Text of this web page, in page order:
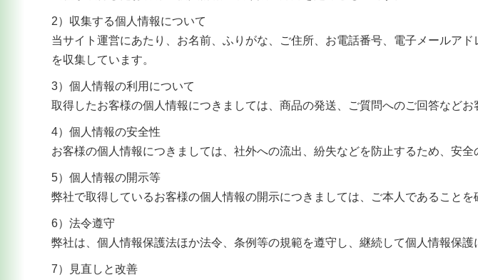
2）収集する個人情報について
当サイト運営にあたり、お名前、ふりがな、ご住所、お電話番号、電子メールア
を収集しています。
3）個人情報の利用について
取得したお客様の個人情報につきましては、商品の発送、ご質問へのご回答など
4）個人情報の安全性
お客様の個人情報につきましては、社外への流出、紛失などを防止するため、安全
5）個人情報の開示等
弊社で取得しているお客様の個人情報の開示につきましては、ご本人であることを
6）法令遵守
弊社は、個人情報保護法ほか法令、条例等の規範を遵守し、継続して個人情報保護
7）見直しと改善